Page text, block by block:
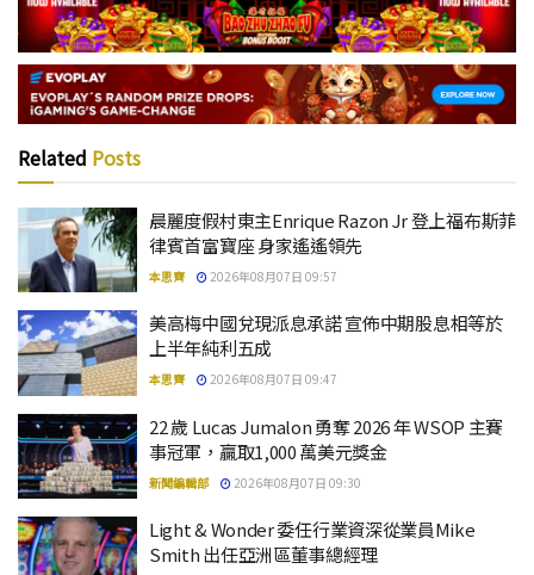
Related Posts
晨麗度假村東主Enrique Razon Jr 登上福布斯菲
律賓首富寶座 身家遙遙領先
本思齊 2026年08月07日 09:57
美高梅中國兌現派息承諾 宣佈中期股息相等於
上半年純利五成
本思齊 2026年08月07日 09:47
22 歲 Lucas Jumalon 勇奪 2026 年 WSOP 主賽
事冠軍，贏取1,000 萬美元獎金
新聞編輯部 2026年08月07日 09:30
Light & Wonder 委任行業資深從業員Mike
Smith 出任亞洲區董事總經理